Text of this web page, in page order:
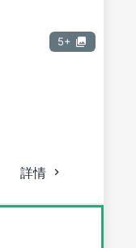
5+
詳情